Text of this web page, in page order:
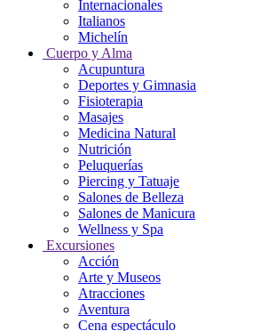
Internacionales
Italianos
Michelín
Cuerpo y Alma
Acupuntura
Deportes y Gimnasia
Fisioterapia
Masajes
Medicina Natural
Nutrición
Peluquerías
Piercing y Tatuaje
Salones de Belleza
Salones de Manicura
Wellness y Spa
Excursiones
Acción
Arte y Museos
Atracciones
Aventura
Cena espectáculo